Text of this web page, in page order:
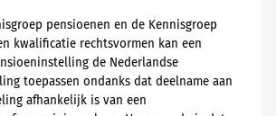
pensioenen en de Kennisgroep
kwalificatie rechtsvormen kan een
de Nederlandse
toepassen ondanks dat deelname aan
afhankelijk is van een